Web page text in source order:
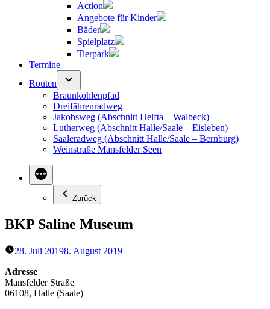
Action
Angebote für Kinder
Bäder
Spielplatz
Tierpark
Termine
Routen
Braunkohlenpfad
Dreifährenradweg
Jakobsweg (Abschnitt Helfta – Walbeck)
Lutherweg (Abschnitt Halle/Saale – Eisleben)
Saaleradweg (Abschnitt Halle/Saale – Bernburg)
Weinstraße Mansfelder Seen
Zurück
BKP Saline Museum
28. Juli 20198. August 2019
Adresse
Mansfelder Straße
06108, Halle (Saale)